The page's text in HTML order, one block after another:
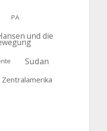
PA
und die
Sudan
Zentralamerika